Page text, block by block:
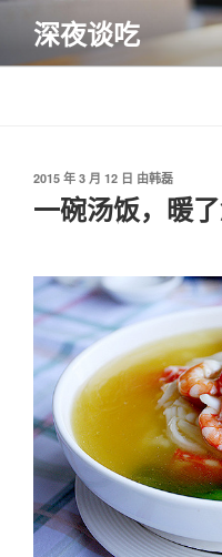
内
深夜谈吃
发
于
2015 年 3 月 12 日 由韩磊
一碗汤饭，暖